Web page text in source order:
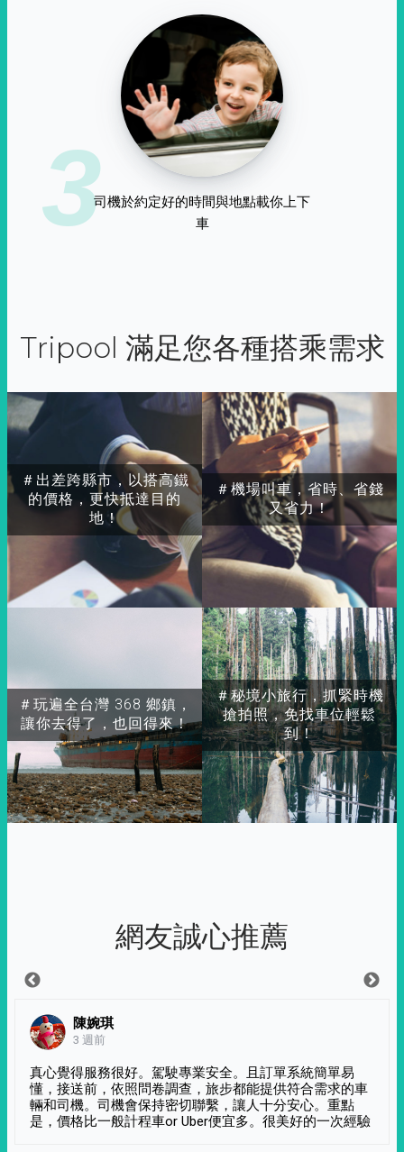
3司機於約定好的時間與地點載你上下
車
Tripool 滿足您各種搭乘需求
＃出差跨縣市，以搭高鐵
的價格，更快抵達目的
地！
＃玩遍全台灣 368 鄉鎮，
讓你去得了，也回得來！
＃秘境小旅行，抓緊時機
搶拍照，免找車位輕鬆
到！
＃機場叫車，省時、省錢
又省力！
網友誠心推薦
陳婉琪
3 週前
真心覺得服務很好。駕駛專業安全。且訂單系統簡單易
懂，接送前，依照問卷調查，旅步都能提供符合需求的車
輛和司機。司機會保持密切聯繫，讓人十分安心。重點
是，價格比一般計程車or Uber便宜多。很美好的一次經驗